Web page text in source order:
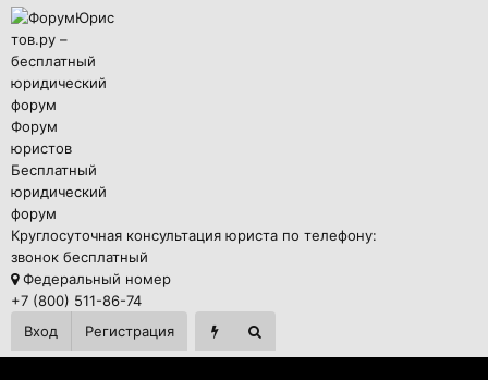
Форум
юристов
Бесплатный
юридический
форум
Круглосуточная консультация юриста по телефону:
звонок бесплатный
Федеральный номер
+7 (800) 511-86-74
Вход
Регистрация